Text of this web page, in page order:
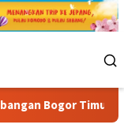
Tabrak